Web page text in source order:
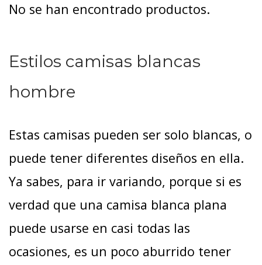
No se han encontrado productos.
Estilos camisas blancas
hombre
Estas camisas pueden ser solo blancas, o
puede tener diferentes diseños en ella.
Ya sabes, para ir variando, porque si es
verdad que una camisa blanca plana
puede usarse en casi todas las
ocasiones, es un poco aburrido tener